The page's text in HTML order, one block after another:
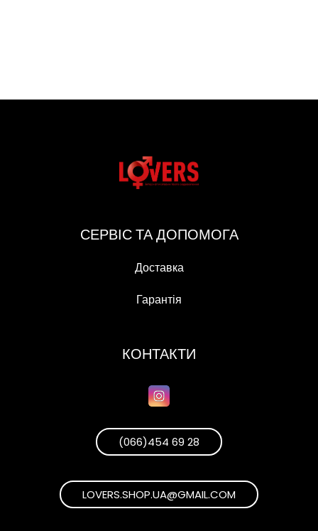
СЕРВІС ТА ДОПОМОГА
Доставка
Гарантія
КОНТАКТИ
(066)454 69 28
LOVERS.SHOP.UA@GMAIL.COM